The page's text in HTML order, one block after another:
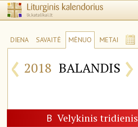
DIENA SAVAITĖ MĖNUO METAI
‹ 2018 BALANDIS ›
B Velykinis tridienis